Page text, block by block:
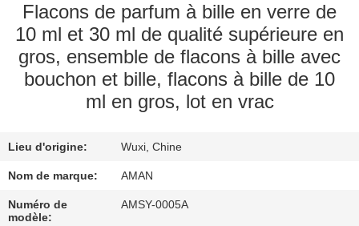
PROPOS
DE
VISITE
DE
L'USINE
Flacons de parfum à bille en verre de
10 ml et 30 ml de qualité supérieure en
gros, ensemble de flacons à bille avec
bouchon et bille, flacons à bille de 10
ml en gros, lot en vrac
Lieu d'origine: Wuxi, Chine
Nom de marque: AMAN
Numéro de
modèle:
AMSY-0005A